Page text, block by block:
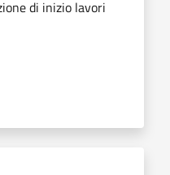
di inizio lavori